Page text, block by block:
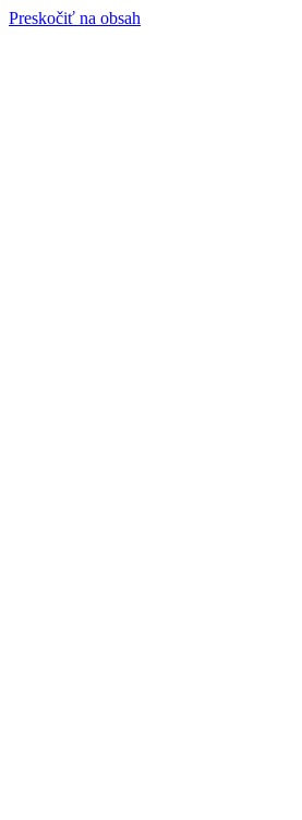
Preskočiť na obsah